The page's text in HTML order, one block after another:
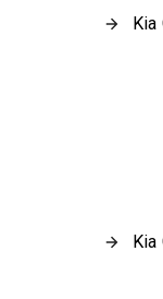
Kia
Kia